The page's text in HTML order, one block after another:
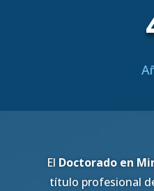
El Doctorado en
título profesional